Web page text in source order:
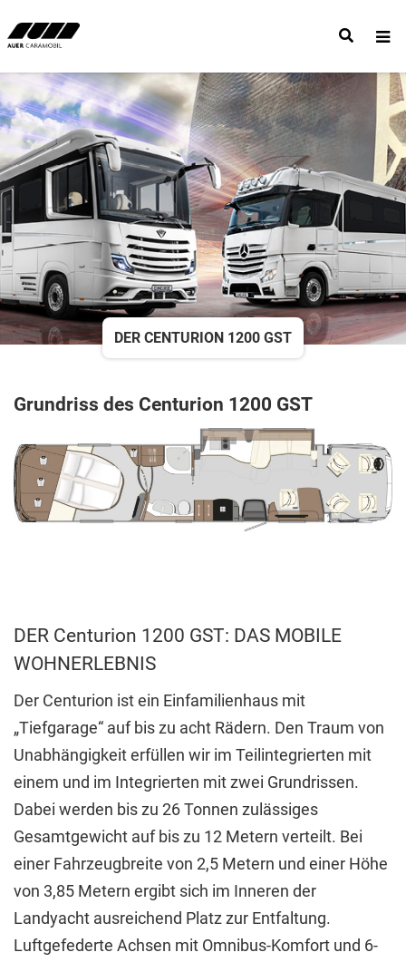
DER CENTURION 1200 GST
Grundriss des Centurion 1200 GST
DER Centurion 1200 GST: DAS MOBILE
WOHNERLEBNIS
Der Centurion ist ein Einfamilienhaus mit
„Tiefgarage“ auf bis zu acht Rädern. Den Traum von
Unabhängigkeit erfüllen wir im Teilintegrierten mit
einem und im Integrierten mit zwei Grundrissen.
Dabei werden bis zu 26 Tonnen zulässiges
Gesamtgewicht auf bis zu 12 Metern verteilt. Bei
einer Fahrzeugbreite von 2,5 Metern und einer Höhe
von 3,85 Metern ergibt sich im Inneren der
Landyacht ausreichend Platz zur Entfaltung.
Luftgefederte Achsen mit Omnibus-Komfort und 6-